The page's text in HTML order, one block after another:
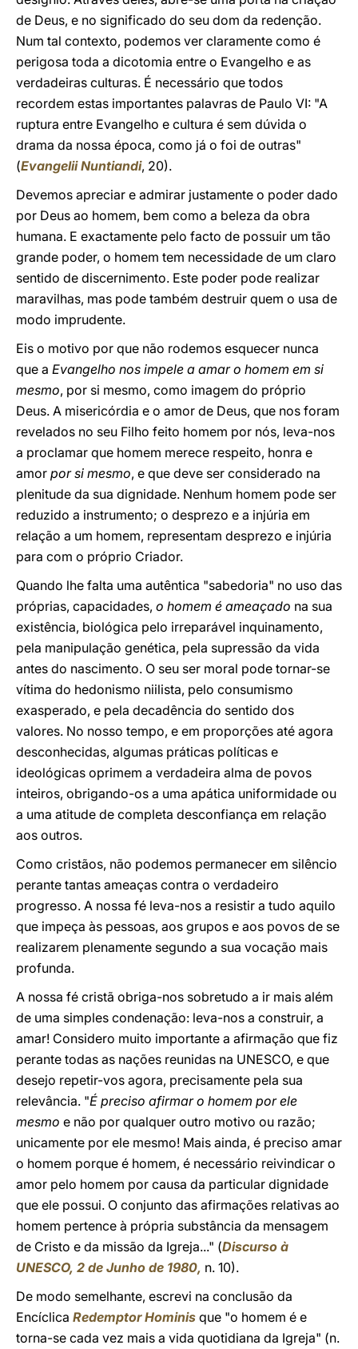
de Deus, e no significado do seu dom da redenção.
Num tal contexto, podemos ver claramente como é
perigosa toda a dicotomia entre o Evangelho e as
verdadeiras culturas. É necessário que todos
recordem estas importantes palavras de Paulo VI: "A
ruptura entre Evangelho e cultura é sem dúvida o
drama da nossa época, como já o foi de outras"
(Evangelii Nuntiandi, 20).
Devemos apreciar e admirar justamente o poder dado
por Deus ao homem, bem como a beleza da obra
humana. E exactamente pelo facto de possuir um tão
grande poder, o homem tem necessidade de um claro
sentido de discernimento. Este poder pode realizar
maravilhas, mas pode também destruir quem o usa de
modo imprudente.
Eis o motivo por que não rodemos esquecer nunca
que a Evangelho nos impele a amar o homem em si
mesmo, por si mesmo, como imagem do próprio
Deus. A misericórdia e o amor de Deus, que nos foram
revelados no seu Filho feito homem por nós, leva-nos
a proclamar que homem merece respeito, honra e
amor por si mesmo, e que deve ser considerado na
plenitude da sua dignidade. Nenhum homem pode ser
reduzido a instrumento; o desprezo e a injúria em
relação a um homem, representam desprezo e injúria
para com o próprio Criador.
Quando lhe falta uma autêntica "sabedoria" no uso das
próprias, capacidades, o homem é ameaçado na sua
existência, biológica pelo irreparável inquinamento,
pela manipulação genética, pela supressão da vida
antes do nascimento. O seu ser moral pode tornar-se
vítima do hedonismo niilista, pelo consumismo
exasperado, e pela decadência do sentido dos
valores. No nosso tempo, e em proporções até agora
desconhecidas, algumas práticas políticas e
ideológicas oprimem a verdadeira alma de povos
inteiros, obrigando-os a uma apática uniformidade ou
a uma atitude de completa desconfiança em relação
aos outros.
Como cristãos, não podemos permanecer em silêncio
perante tantas ameaças contra o verdadeiro
progresso. A nossa fé leva-nos a resistir a tudo aquilo
que impeça às pessoas, aos grupos e aos povos de se
realizarem plenamente segundo a sua vocação mais
profunda.
A nossa fé cristã obriga-nos sobretudo a ir mais além
de uma simples condenação: leva-nos a construir, a
amar! Considero muito importante a afirmação que fiz
perante todas as nações reunidas na UNESCO, e que
desejo repetir-vos agora, precisamente pela sua
relevância. "É preciso afirmar o homem por ele
mesmo e não por qualquer outro motivo ou razão;
unicamente por ele mesmo! Mais ainda, é preciso amar
o homem porque é homem, é necessário reivindicar o
amor pelo homem por causa da particular dignidade
que ele possui. O conjunto das afirmações relativas ao
homem pertence à própria substância da mensagem
de Cristo e da missão da Igreja..." (Discurso à
UNESCO, 2 de Junho de 1980, n. 10).
De modo semelhante, escrevi na conclusão da
Encíclica Redemptor Hominis que "o homem é e
torna-se cada vez mais a vida quotidiana da Igreja" (n.